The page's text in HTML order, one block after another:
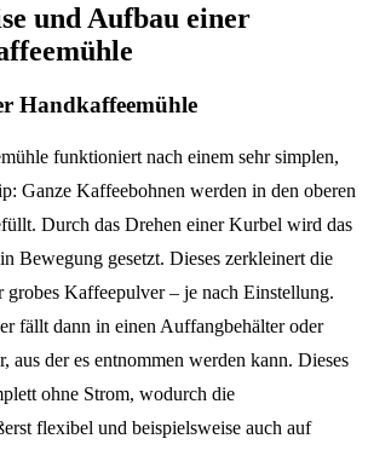
und Aufbau einer
Handkaffeemühle
funktioniert nach einem sehr simplen,
Ganze Kaffeebohnen werden in den oberen
Durch das Drehen einer Kurbel wird das
Bewegung gesetzt. Dieses zerkleinert die
grobes Kaffeepulver – je nach Einstellung.
fällt dann in einen Auffangbehälter oder
aus der es entnommen werden kann. Dieses
ohne Strom, wodurch die
flexibel und beispielsweise auch auf